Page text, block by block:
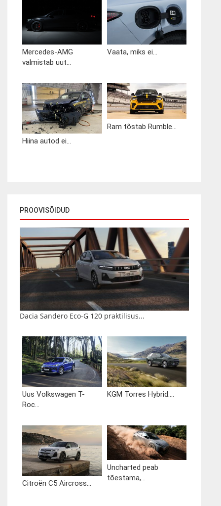
Mercedes-AMG
valmistab uut...
Vaata, miks ei...
Hiina autod ei...
Ram tõstab Rumble...
PROOVISÕIDUD
Dacia Sandero Eco-G 120 praktilisus...
Uus Volkswagen T-
Roc...
KGM Torres Hybrid:...
Citroën C5 Aircross...
Uncharted peab
tõestama,...